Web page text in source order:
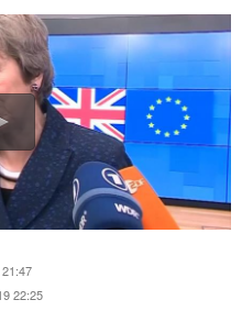
Nexolatino.Canal
22:25